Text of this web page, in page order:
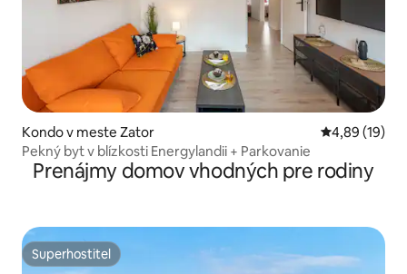
Kondo v meste Zator Priemerné
4,89 (19)
Pekný byt v blízkosti Energylandii + Parkovanie
Prenájmy domov vhodných pre rodiny
Superhostiteľ
Superhostiteľ